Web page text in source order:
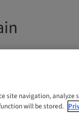
site navigation, analyze
will be stored.